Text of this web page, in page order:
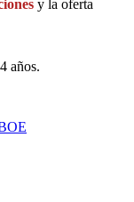
y la oferta
años.